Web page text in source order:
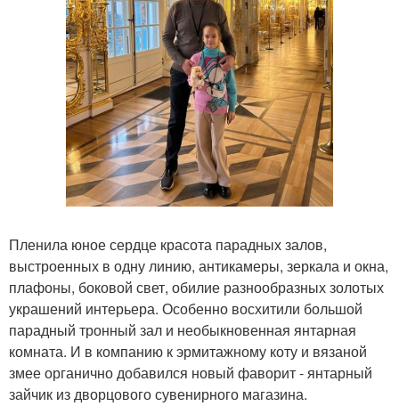
Пленила юное сердце красота парадных залов,
выстроенных в одну линию, антикамеры, зеркала и окна,
плафоны, боковой свет, обилие разнообразных золотых
украшений интерьера. Особенно восхитили большой
парадный тронный зал и необыкновенная янтарная
комната. И в компанию к эрмитажному коту и вязаной
змее органично добавился новый фаворит - янтарный
зайчик из дворцового сувенирного магазина.